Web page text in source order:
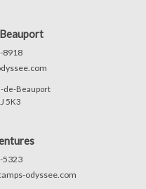
8918
de-Beauport
5K3
5323
odyssee.com